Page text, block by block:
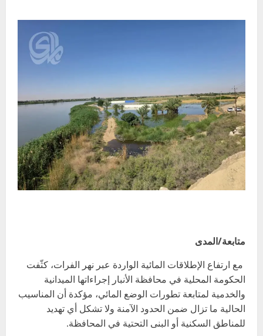
متابعة/المدى
مع ارتفاع الإطلاقات المائية الواردة عبر نهر الفرات، كثّفت
الحكومة المحلية في محافظة الأنبار إجراءاتها الميدانية
والخدمية لمتابعة تطورات الوضع المائي، مؤكدة أن المناسيب
الحالية ما تزال ضمن الحدود الآمنة ولا تشكل أي تهديد
للمناطق السكنية أو البنى التحتية في المحافظة.